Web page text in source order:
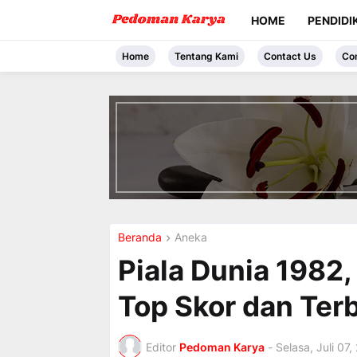
HOME
Home Tentang Kami Contact Us
Beranda Aneka
Piala Dunia
Top Skor dan
Editor Pedoman Karya - Selasa, Juli 07,